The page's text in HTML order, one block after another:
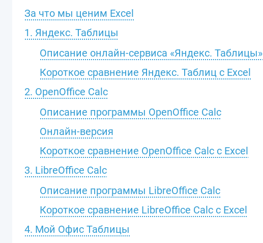
За что мы ценим Excel
1. Яндекс. Таблицы
Описание онлайн-сервиса «Яндекс. Таблицы»
Короткое сравнение Яндекс. Таблиц с Excel
2. OpenOffice Calc
Описание программы OpenOffice Calc
Онлайн-версия
Короткое сравнение OpenOffice Calc с Excel
3. LibreOffice Calc
Описание программы LibreOffice Calc
Короткое сравнение LibreOffice Calc с Excel
4. Мой Офис Таблицы